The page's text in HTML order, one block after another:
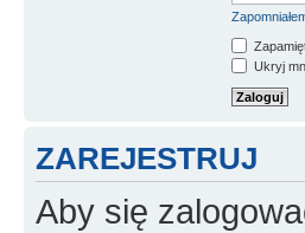
Ukryj
ZAREJESTRUJ
Aby się